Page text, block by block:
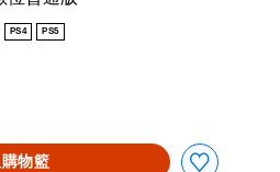
PS4 PS5
物籃